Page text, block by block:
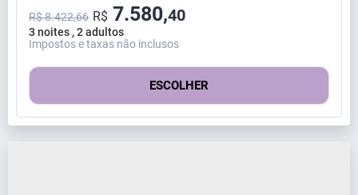
3 noites , 2 adultos
R$ 8.422,66 R$ 7.580,40
Impostos e taxas não inclusos
ESCOLHER